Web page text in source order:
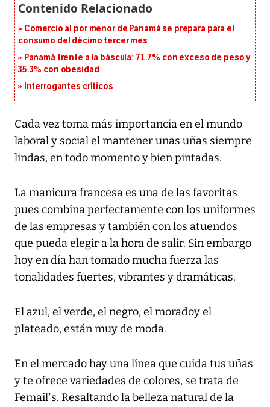
Comercio al por menor de Panamá se prepara para el
consumo del décimo tercer mes
Panamá frente a la báscula: 71.7% con exceso de peso y
35.3% con obesidad
Interrogantes críticos
Cada vez toma más importancia en el mundo
laboral y social el mantener unas uñas siempre
lindas, en todo momento y bien pintadas.
La manicura francesa es una de las favoritas
pues combina perfectamente con los uniformes
de las empresas y también con los atuendos
que pueda elegir a la hora de salir. Sin embargo
hoy en día han tomado mucha fuerza las
tonalidades fuertes, vibrantes y dramáticas.
El azul, el verde, el negro, el moradoy el
plateado, están muy de moda.
En el mercado hay una línea que cuida tus uñas
y te ofrece variedades de colores, se trata de
Femail′s. Resaltando la belleza natural de la